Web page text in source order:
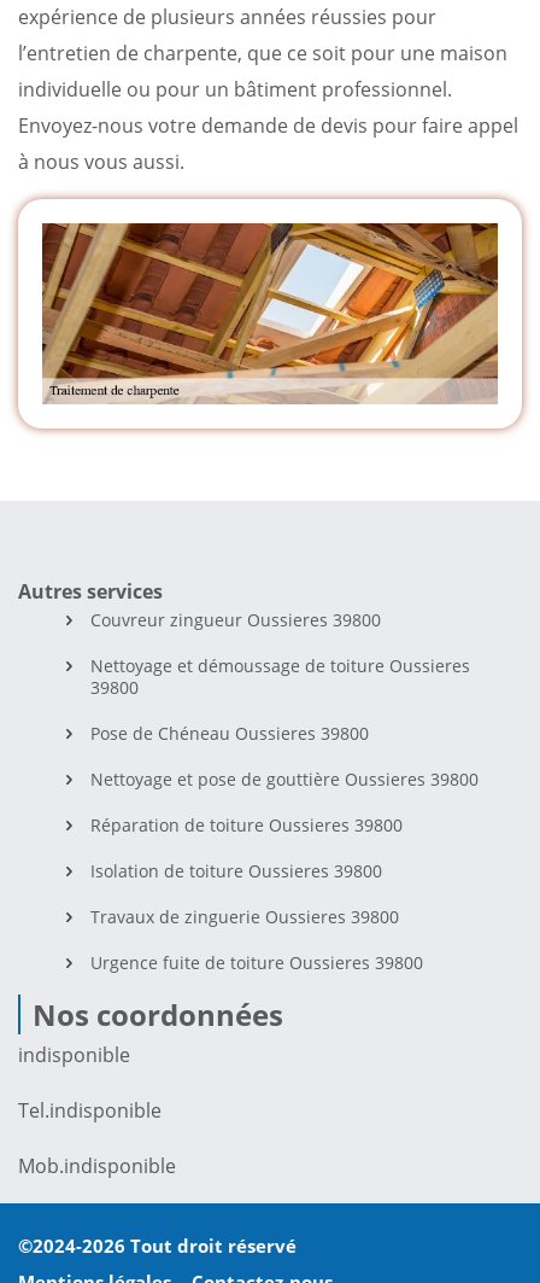
expérience de plusieurs années réussies pour
l’entretien de charpente, que ce soit pour une maison
individuelle ou pour un bâtiment professionnel.
Envoyez-nous votre demande de devis pour faire appel
à nous vous aussi.
Autres services
Couvreur zingueur Oussieres 39800
Nettoyage et démoussage de toiture Oussieres
39800
Pose de Chéneau Oussieres 39800
Nettoyage et pose de gouttière Oussieres 39800
Réparation de toiture Oussieres 39800
Isolation de toiture Oussieres 39800
Travaux de zinguerie Oussieres 39800
Urgence fuite de toiture Oussieres 39800
Nos coordonnées
indisponible
Tel.indisponible
Mob.indisponible
©2024-2026 Tout droit réservé